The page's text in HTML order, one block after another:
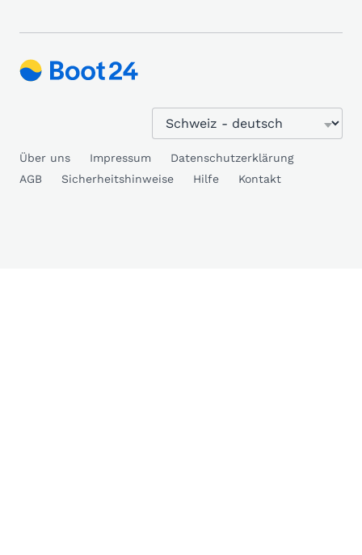
Über uns Impressum
Datenschutzerklärung
AGB
Sicherheitshinweise Hilfe Kontakt